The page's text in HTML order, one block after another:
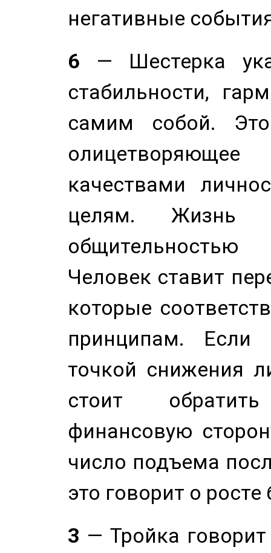
негативные
6 — Шестерка
стабильности,
самим собой.
качествами
целям. Жизнь
Человек ставит
которые
принципам. Если
точкой снижения
стоит
финансовую
число подъема
это говорит о
3 — Тройка